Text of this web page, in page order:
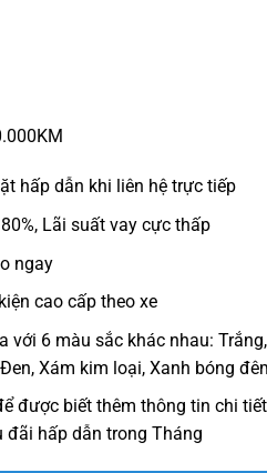
hấp dẫn khi liên hệ trực tiếp
Lãi suất vay cực thấp
ngay
cao cấp theo xe
với 6 màu sắc khác nhau:
Xám kim loại, Xanh bóng
được biết thêm thông tin chi
đãi hấp dẫn trong Tháng